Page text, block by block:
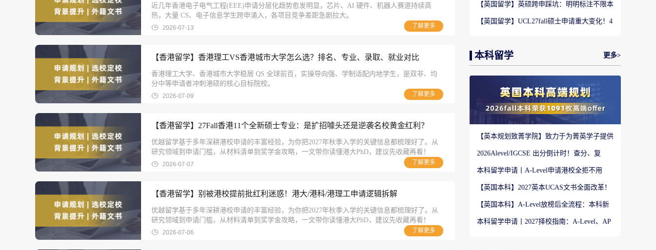
近几年香港电子电气工程(EEE)申请分层化趋势愈发明显，芯片、AI 硬件、机器人赛道持续高
热，大量 CS、电子信息学生跨申涌入，各项目竞争差距急剧拉大。
2026-07-13 了解更多
【香港留学】香港理工VS香港城市大学怎么选？排名、专业、录取、就业对比
香港理工大学、香港城市大学稳居 QS 全球前百，实操导向强、学制适配内地学生，是双非、均
分中等申请者冲刺港硕的核心目标院校。
2026-07-09 了解更多
【香港留学】27Fall香港11个全新硕士专业：是扩招噱头还是逆袭名校黄金红利？
优越留学基于多年深耕港校申请的丰富经验，为你把2027年秋季入学的关键信息都梳理好了。从
研究领域到申请门槛，从材料清单到奖学金攻略，一文带你读懂港大PhD，建议先收藏再看！
2026-07-07 了解更多
【香港留学】别被港校提前批红利迷惑！港大/港科/港理工申请逻辑拆解
优越留学基于多年深耕港校申请的丰富经验，为你把2027年秋季入学的关键信息都梳理好了。从
研究领域到申请门槛，从材料清单到奖学金攻略，一文带你读懂港大PhD，建议先收藏再看！
2026-07-06 了解更多
【英国留学】英硕跨申踩坑：明明标注不限本
【英国留学】UCL27fall硕士申请重大变化！4
本科留学 更多>
【英本规划致菁学院】致力于为菁英学子提供
2026Alevel/IGCSE 出分倒计时！查分、复
本科留学申请丨A-Level申请港校全拒不用
【英国本科】2027英本UCAS文书全面改革！
【英国本科】A-Level放榜后全流程：本科新
本科留学申请丨2027择校指南：A-Level、AP